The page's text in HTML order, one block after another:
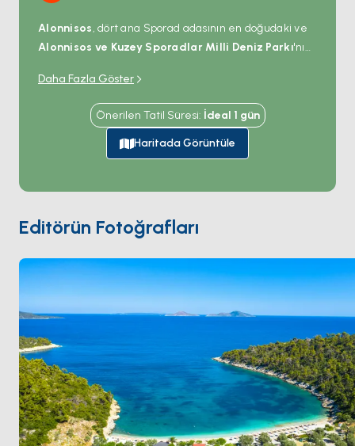
Alonnisos, dört ana Sporad adasının en doğudaki ve
Alonnisos ve Kuzey Sporadlar Milli Deniz Parkı'nın
alanı; yaklaşık 40 Akdeniz keşiş foku (
, dünyadaki en nadir memelilerden biri,
küresel olarak 700'den az) popülasyonunu korumak
için 1992'de kuruldu. Park Alonnisos çevresindeki 22
ada ve adacığı artı çevre suları kaplıyor. Ana liman
zorlayana kadar nüfus merkeziydi. Alonnisos'tan
kuzeye charter rotaları doğu Akdeniz'de keşiş foku
görme olasılığı en yüksek olan daha küçük park
adalarına (Peristera, Kyra Panagia, Skantzoura)
ulaşıyor. AlonnisosSkopelos'tan yelkenle 60 dakika.
SezonMayıs ile Ekimarası açık.
Daha Fazla Göster
Önerilen Tatil Süresi: İdeal 1 gün
Haritada Görüntüle
Editörün Fotoğrafları